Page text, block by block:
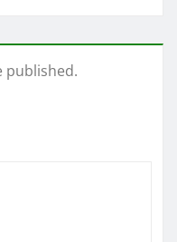
published.